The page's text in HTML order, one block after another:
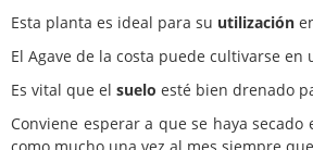
Esta planta es ideal para su utilización
El Agave de la costa puede cultivarse en
Es vital que el suelo esté bien drenado
Conviene esperar a que se haya